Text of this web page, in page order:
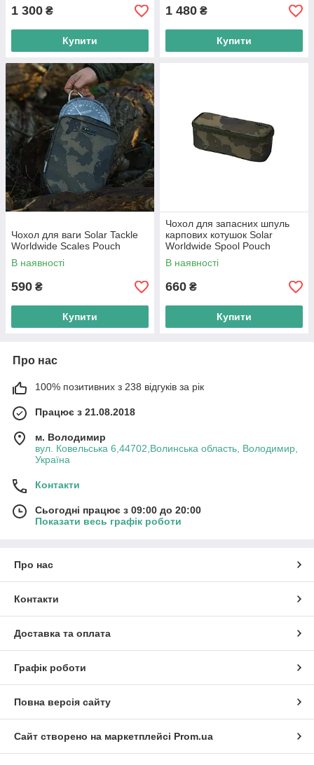
1 300 ₴
Купити
1 480 ₴
Купити
Чохол для ваги Solar Tackle
Worldwide Scales Pouch
В наявності
590 ₴
Купити
Чохол для запасних шпуль
карпових котушок Solar
Worldwide Spool Pouch
В наявності
660 ₴
Купити
Про нас
100% позитивних з 238 відгуків за рік
Працює з 21.08.2018
м. Володимир
вул. Ковельська 6,44702,Волинська область, Володимир,
Україна
Контакти
Сьогодні працює з 09:00 до 20:00
Показати весь графік роботи
Про нас
Контакти
Доставка та оплата
Графік роботи
Повна версія сайту
Сайт створено на маркетплейсі Prom.ua